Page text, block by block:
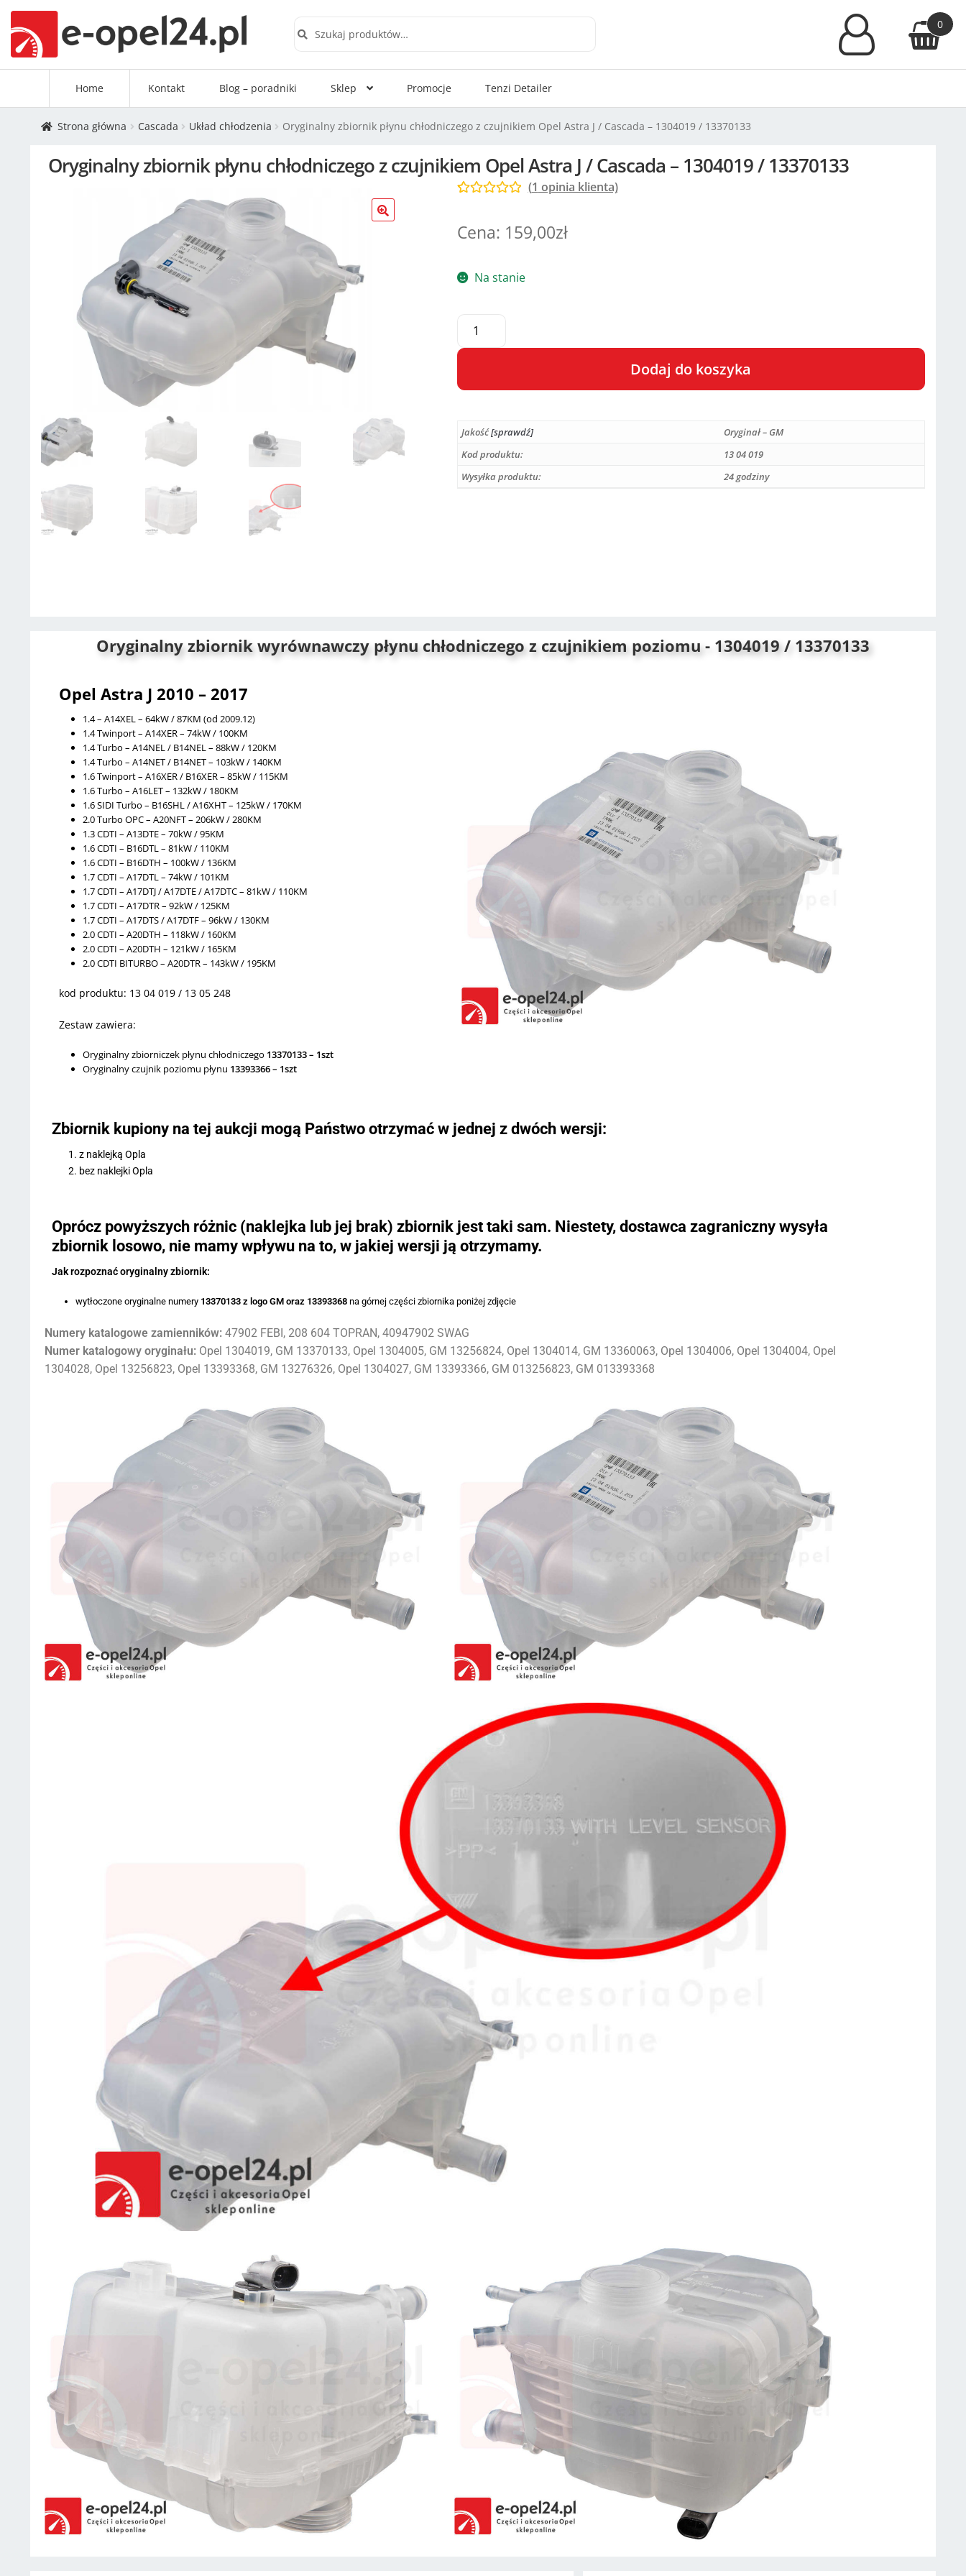
0
Home Kontakt Blog – poradniki Sklep Promocje Tenzi Detailer
Strona główna Cascada Układ chłodzenia Oryginalny zbiornik płynu chłodniczego z czujnikiem Opel Astra J / Cascada – 1304019 / 13370133
Oryginalny zbiornik płynu chłodniczego z czujnikiem Opel Astra J / Cascada – 1304019 / 13370133
podstawie
(1 opinia klienta)
159,00zł
Na stanie
Dodaj do koszyka
t
e
Jakość[sprawdź]
Oryginał – GM
Kod produktu:
13 04 019
Wysyłka produktu:
24 godziny
Oryginalny zbiornik wyrównawczy płynu chłodniczego z czujnikiem poziomu - 1304019 / 13370133
Opel Astra J 2010 – 2017
1.4 – A14XEL – 64kW / 87KM (od 2009.12)
1.4 Twinport – A14XER – 74kW / 100KM
1.4 Turbo – A14NEL / B14NEL – 88kW / 120KM
1.4 Turbo – A14NET / B14NET – 103kW / 140KM
1.6 Twinport – A16XER / B16XER – 85kW / 115KM
1.6 Turbo – A16LET – 132kW / 180KM
1.6 SIDI Turbo – B16SHL / A16XHT – 125kW / 170KM
2.0 Turbo OPC – A20NFT – 206kW / 280KM
1.3 CDTI – A13DTE – 70kW / 95KM
1.6 CDTI – B16DTL – 81kW / 110KM
1.6 CDTI – B16DTH – 100kW / 136KM
1.7 CDTI – A17DTL – 74kW / 101KM
1.7 CDTI – A17DTJ / A17DTE / A17DTC – 81kW / 110KM
1.7 CDTI – A17DTR – 92kW / 125KM
1.7 CDTI – A17DTS / A17DTF – 96kW / 130KM
2.0 CDTI – A20DTH – 118kW / 160KM
2.0 CDTI – A20DTH – 121kW / 165KM
2.0 CDTI BITURBO – A20DTR – 143kW / 195KM
kod produktu: 13 04 019 / 13 05 248
Zestaw zawiera:
Oryginalny zbiorniczek płynu chłodniczego 13370133 – 1szt
Oryginalny czujnik poziomu płynu 13393366 – 1szt
Zbiornik kupiony na tej aukcji mogą Państwo otrzymać w jednej z dwóch wersji:
z naklejką Opla
bez naklejki Opla
Oprócz powyższych różnic (naklejka lub jej brak) zbiornik jest taki sam. Niestety, dostawca zagraniczny wysyła
zbiornik losowo, nie mamy wpływu na to, w jakiej wersji ją otrzymamy.
Jak rozpoznać oryginalny zbiornik:
wytłoczone oryginalne numery 13370133 z logo GM oraz 13393368 na górnej części zbiornika poniżej zdjęcie
Numery katalogowe zamienników:47902 FEBI, 208 604 TOPRAN, 40947902 SWAG
Numer katalogowy oryginału:Opel 1304019, GM 13370133, Opel 1304005, GM 13256824, Opel 1304014, GM 13360063, Opel 1304006, Opel 1304004, Opel
1304028, Opel 13256823, Opel 13393368, GM 13276326, Opel 1304027, GM 13393366, GM 013256823, GM 013393368